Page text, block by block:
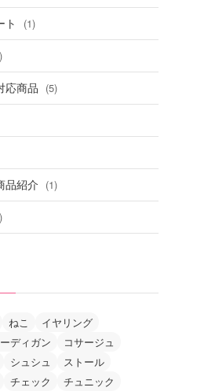
ト (1)
応商品 (5)
品紹介 (1)
ねこ
イヤリング
ディガン
コサージュ
シュシュ
ストール
チェック チュニック